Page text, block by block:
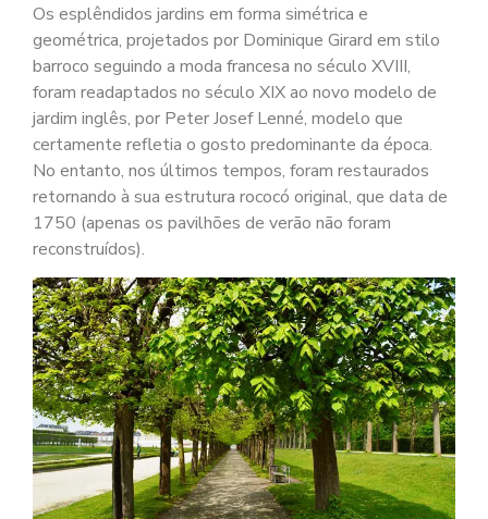
Os esplêndidos jardins em forma simétrica e
geométrica, projetados por Dominique Girard em stilo
barroco seguindo a moda francesa no século XVIII,
foram readaptados no século XIX ao novo modelo de
jardim inglês, por Peter Josef Lenné, modelo que
certamente refletia o gosto predominante da época.
No entanto, nos últimos tempos, foram restaurados
retornando à sua estrutura rococó original, que data de
1750 (apenas os pavilhões de verão não foram
reconstruídos).